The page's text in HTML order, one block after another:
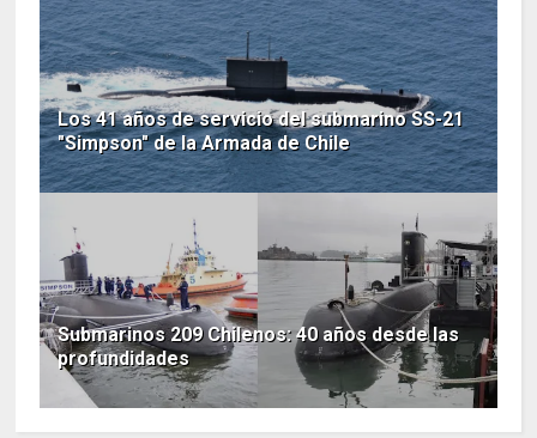
Los 41 años de servicio del submarino SS-21
"Simpson" de la Armada de Chile
Submarinos 209 Chilenos: 40 años desde las
profundidades